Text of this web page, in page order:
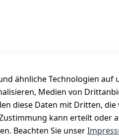
ähnliche Technologien
Medien von
diese Daten mit Dritten,
kann erteilt oder
Beachten Sie unser
Services
Kontakt
Registrieren
Katalog